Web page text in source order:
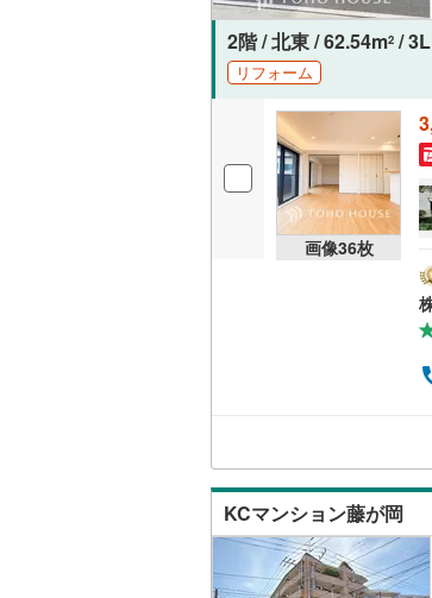
2階 / 北東 / 62.54m2 /
リフォーム
画像36枚
KCマンション藤が岡